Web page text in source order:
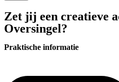
Zet jij een creatieve
Oversingel?
Praktische informatie